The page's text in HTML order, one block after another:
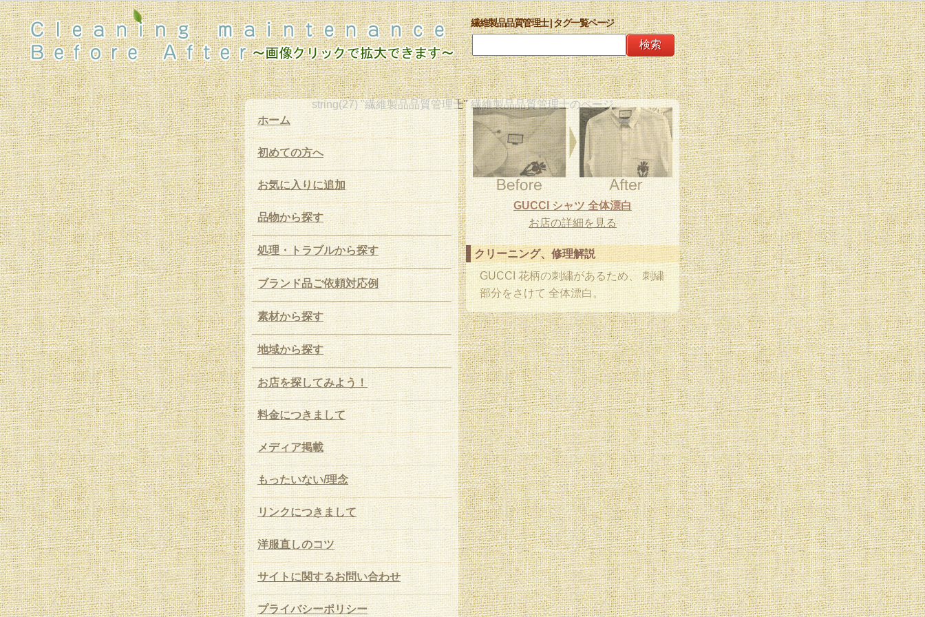
繊維製品品質管理士 | タグ一覧ページ
ホーム
初めての方へ
お気に入りに追加
品物から探す
処理・トラブルから探す
ブランド品ご依頼対応例
素材から探す
地域から探す
お店を探してみよう！
料金につきまして
メディア掲載
もったいない/理念
リンクにつきまして
洋服直しのコツ
サイトに関するお問い合わせ
プライバシーポリシー
string(27) "繊維製品品質管理士" 繊維製品品質管理士のページ
GUCCI シャツ 全体漂白
お店の詳細を見る
クリーニング、修理解説
GUCCI 花柄の刺繍があるため、 刺繍
部分をさけて 全体漂白。